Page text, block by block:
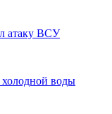
атаку ВСУ
холодной воды